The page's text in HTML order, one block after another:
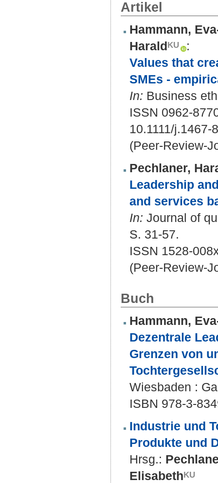
Artikel
Hammann,
Harald
:
Values that
SMEs -
In: Business
ISSN 0962-
10.1111/
(Peer-Review-
Pechlaner,
Leadership
and services
In: Journal of
S. 31-57.
ISSN 1528-
(Peer-Review-
Buch
Hammann,
Dezentrale
Grenzen von
Wiesbaden :
ISBN 978-3-
Industrie und
Produkte und
Hrsg.:
Elisabeth